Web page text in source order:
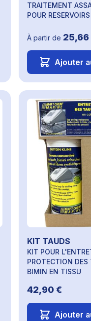
TRAITEMENT
POUR
À partir de 25,66
Ajouter
KIT TAUDS
KIT POUR
PROTECTION DES
BIMIN EN TISSU
42,90 €
Ajouter